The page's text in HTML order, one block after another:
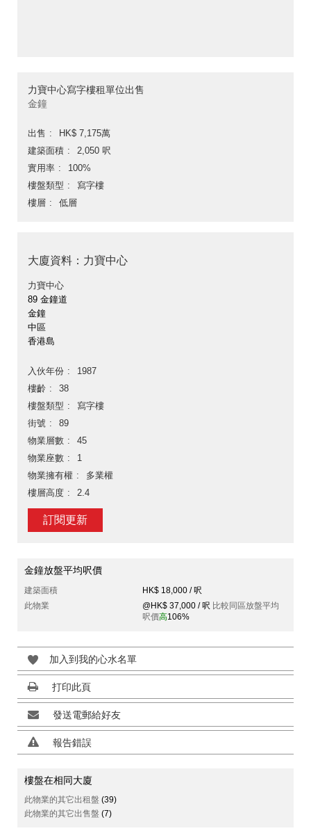
力寶中心寫字樓租單位出售
金鐘
出售
HK$ 7,175萬
建築面積
2,050 呎
實用率
100%
樓盤類型
寫字樓
樓層
低層
大廈資料：力寶中心
力寶中心
89 金鐘道
金鐘
中區
香港島
入伙年份
1987
樓齡
38
樓盤類型
寫字樓
街號
89
物業層數
45
物業座數
1
物業擁有權
多業權
樓層高度
2.4
訂閱更新
金鐘放盤平均呎價
建築面積
HK$ 18,000 / 呎
此物業
@HK$ 37,000 / 呎 比較同區放盤平均
呎價高106%
加入到我的心水名單
打印此頁
發送電郵給好友
報告錯誤
樓盤在相同大廈
此物業的其它出租盤 (39)
此物業的其它出售盤 (7)